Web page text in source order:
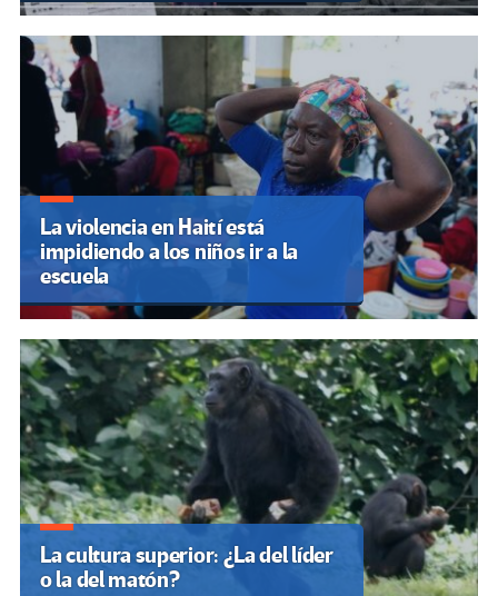
La violencia en Haití está
impidiendo a los niños ir a la
escuela
La cultura superior: ¿La del líder
o la del matón?